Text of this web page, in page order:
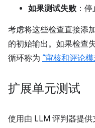
如果测试失败 ：
考虑将这些检查直接添
的初始输出。如果检查
循环称为 “审核和评论模
扩展单元测试
使用由 LLM 评判器提供